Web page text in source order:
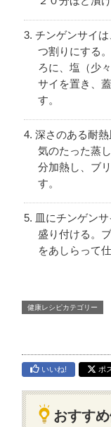
チンゲンサイ
つ割りにする
ろに、塩（少
サイを置き、
す。
深さのある耐
気のたった蒸
分加熱し、ブ
す。
皿にチンゲン
盛り付ける。
をあしらって
健康レシピカテゴリー
いいね! ポ
おすす